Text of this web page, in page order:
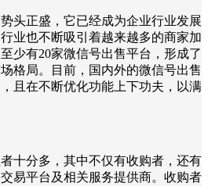
正盛，它已经成为企业行业发展
业也不断吸引着越来越多的商家加
少有20家微信号出售平台，形成了
格局。目前，国内外的微信号出售
且在不断优化功能上下功夫，以满
分多，其中不仅有收购者，还有
易平台及相关服务提供商。收购者